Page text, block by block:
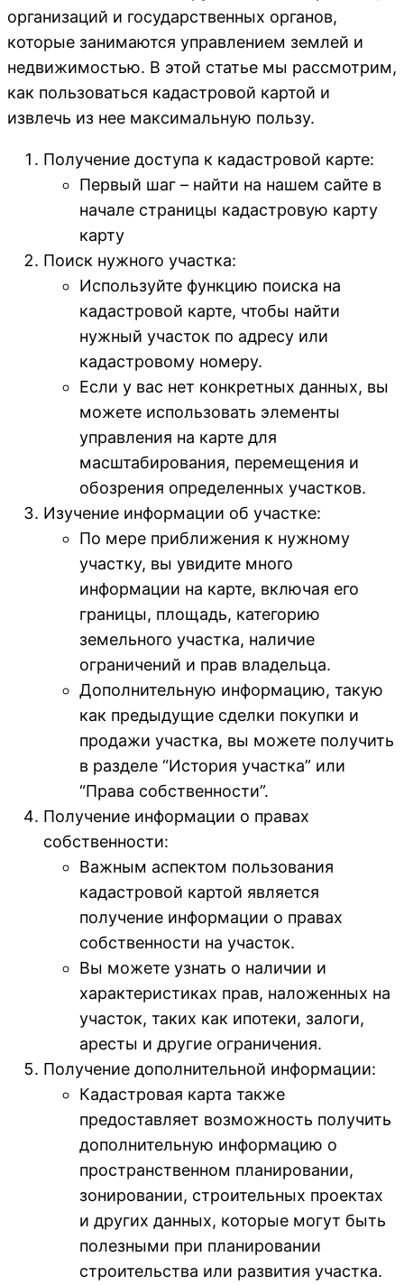
организаций и государственных органов,
которые занимаются управлением землей и
недвижимостью. В этой статье мы рассмотрим,
как пользоваться кадастровой картой и
извлечь из нее максимальную пользу.
Получение доступа к кадастровой карте:
Первый шаг – найти на нашем сайте в
начале страницы кадастровую карту
карту
Поиск нужного участка:
Используйте функцию поиска на
кадастровой карте, чтобы найти
нужный участок по адресу или
кадастровому номеру.
Если у вас нет конкретных данных, вы
можете использовать элементы
управления на карте для
масштабирования, перемещения и
обозрения определенных участков.
Изучение информации об участке:
По мере приближения к нужному
участку, вы увидите много
информации на карте, включая его
границы, площадь, категорию
земельного участка, наличие
ограничений и прав владельца.
Дополнительную информацию, такую
как предыдущие сделки покупки и
продажи участка, вы можете получить
в разделе “История участка” или
“Права собственности”.
Получение информации о правах
собственности:
Важным аспектом пользования
кадастровой картой является
получение информации о правах
собственности на участок.
Вы можете узнать о наличии и
характеристиках прав, наложенных на
участок, таких как ипотеки, залоги,
аресты и другие ограничения.
Получение дополнительной информации:
Кадастровая карта также
предоставляет возможность получить
дополнительную информацию о
пространственном планировании,
зонировании, строительных проектах
и других данных, которые могут быть
полезными при планировании
строительства или развития участка.